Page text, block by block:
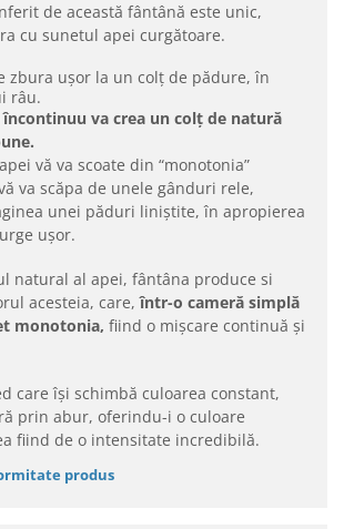
de această fântână este unic,
cu sunetul apei curgătoare.
zbura ușor la un colț de pădure, în
râu.
încontinuu va crea un colț de natură
vă va scoate din “monotonia”
va scăpa de unele gânduri rele,
unei păduri liniștite, în apropierea
ușor.
natural al apei, fântâna produce si
acesteia, care,într-o cameră simplă
monotonia, fiind o mișcare continuă și
care își schimbă culoarea constant,
prin abur, oferindu-i o culoare
fiind de o intensitate incredibilă.
produs